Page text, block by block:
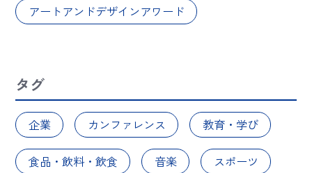
アートアンドデザインアワード
タグ
企業 カンファレンス 教育・学び
食品・飲料・飲食 音楽 スポーツ